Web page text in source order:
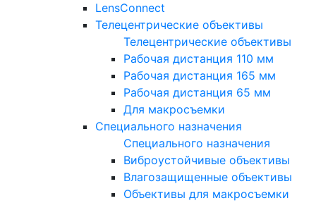
LensConnect
Телецентрические объективы
Телецентрические объективы
Рабочая дистанция 110 мм
Рабочая дистанция 165 мм
Рабочая дистанция 65 мм
Для макросъемки
Специального назначения
Специального назначения
Виброустойчивые объективы
Влагозащищенные объективы
Объективы для макросъемки